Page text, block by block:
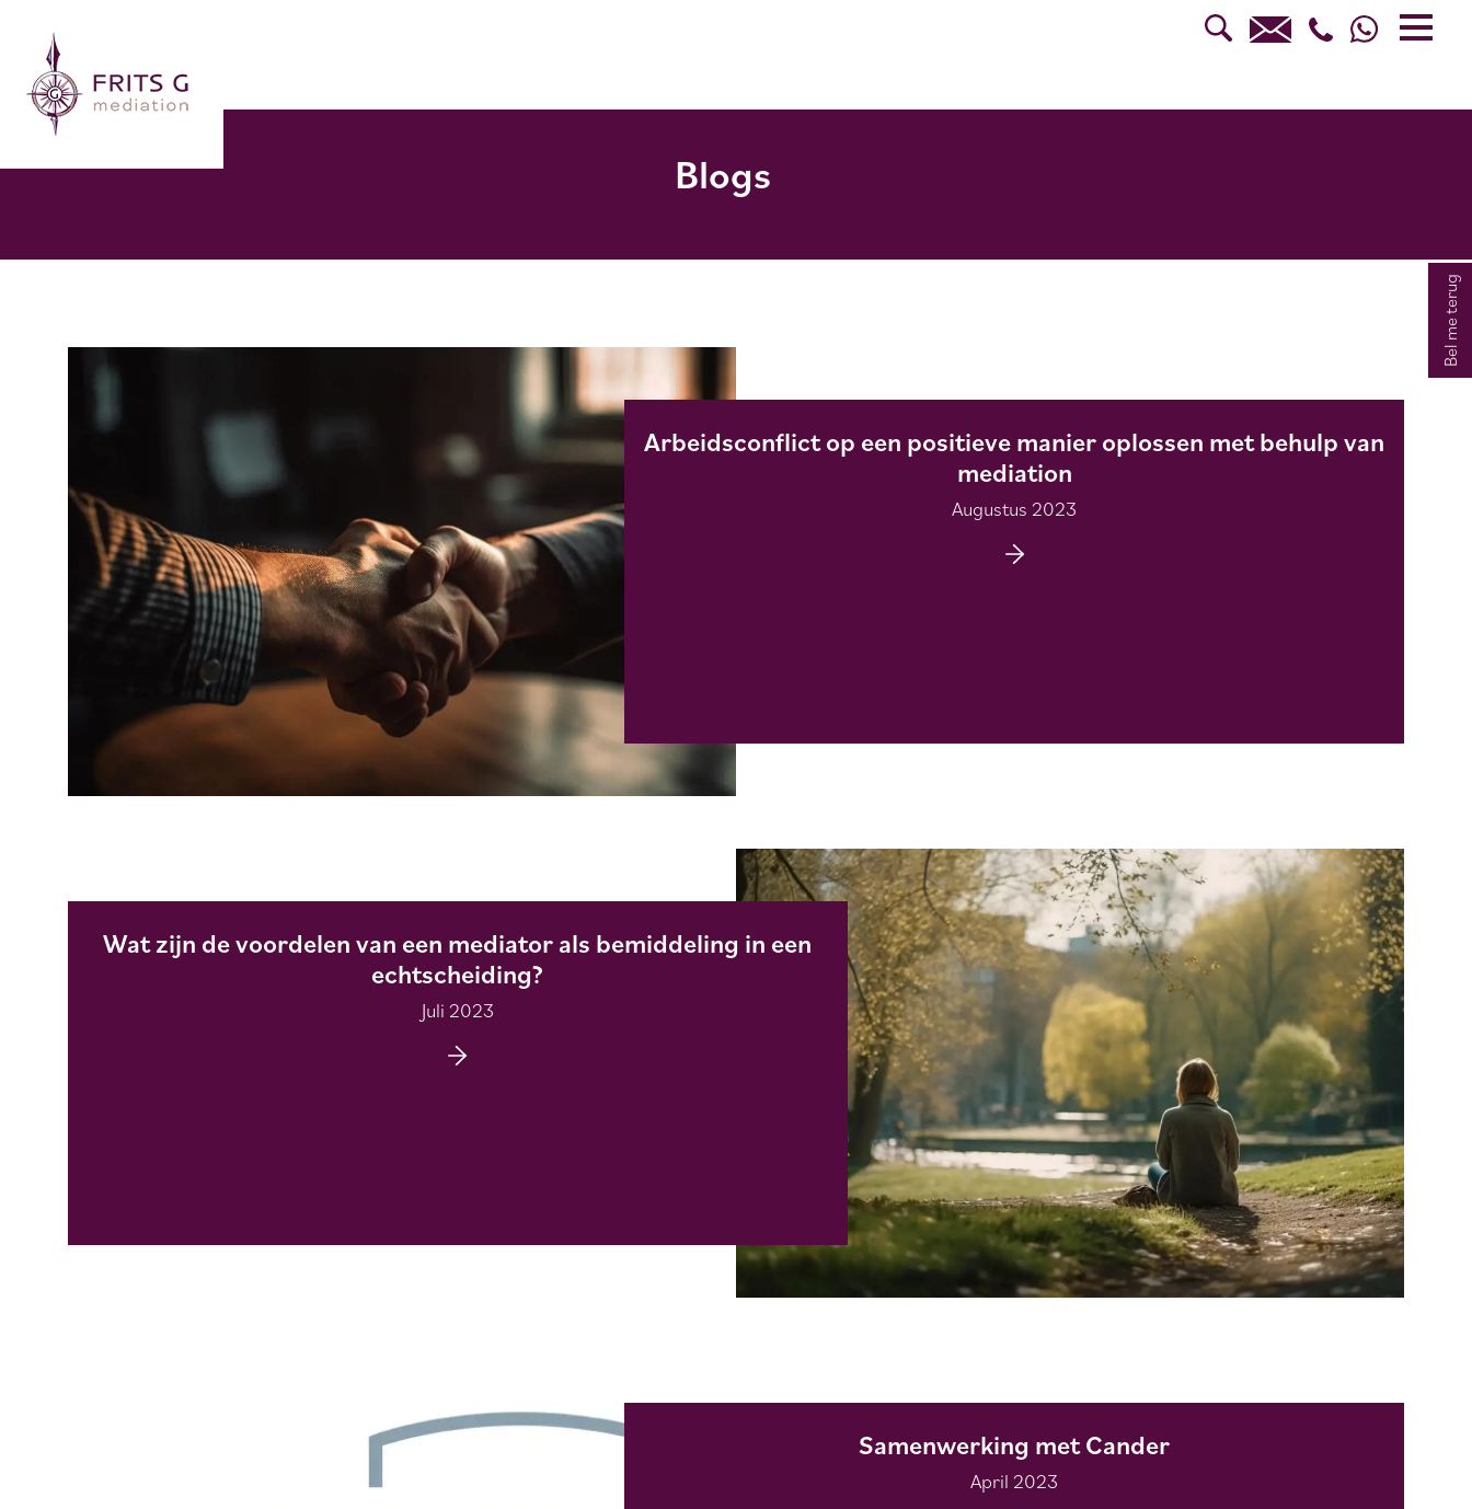
Bel me terug
Blogs
Arbeidsconflict op een positieve manier oplossen met behulp van
mediation
Augustus 2023
Wat zijn de voordelen van een mediator als bemiddeling in een
echtscheiding?
Juli 2023
Samenwerking met Cander
April 2023